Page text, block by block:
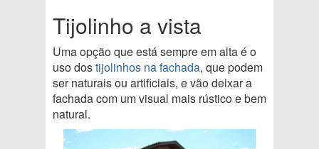
Tijolinho a vista
Uma opção que está sempre em alta é o
uso dostijolinhos na fachada, que podem
ser naturais ou artificiais, e vão deixar a
fachada com um visual mais rústico e bem
natural.